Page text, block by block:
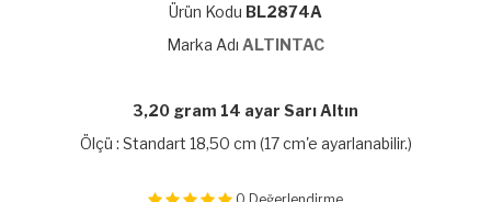
Ürün Kodu BL2874A
Marka Adı ALTINTAC
3,20 gram 14 ayar Sarı Altın
Ölçü : Standart 18,50 cm (17 cm'e ayarlanabilir.)